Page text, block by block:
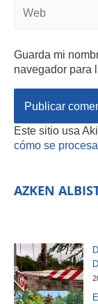
Guarda mi
navegador para
Este sitio usa
cómo se
AZKEN